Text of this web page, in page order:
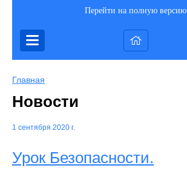
Перейти на полную версию
Главная
Новости
1 сентября 2020 г.
Урок Безопасности.